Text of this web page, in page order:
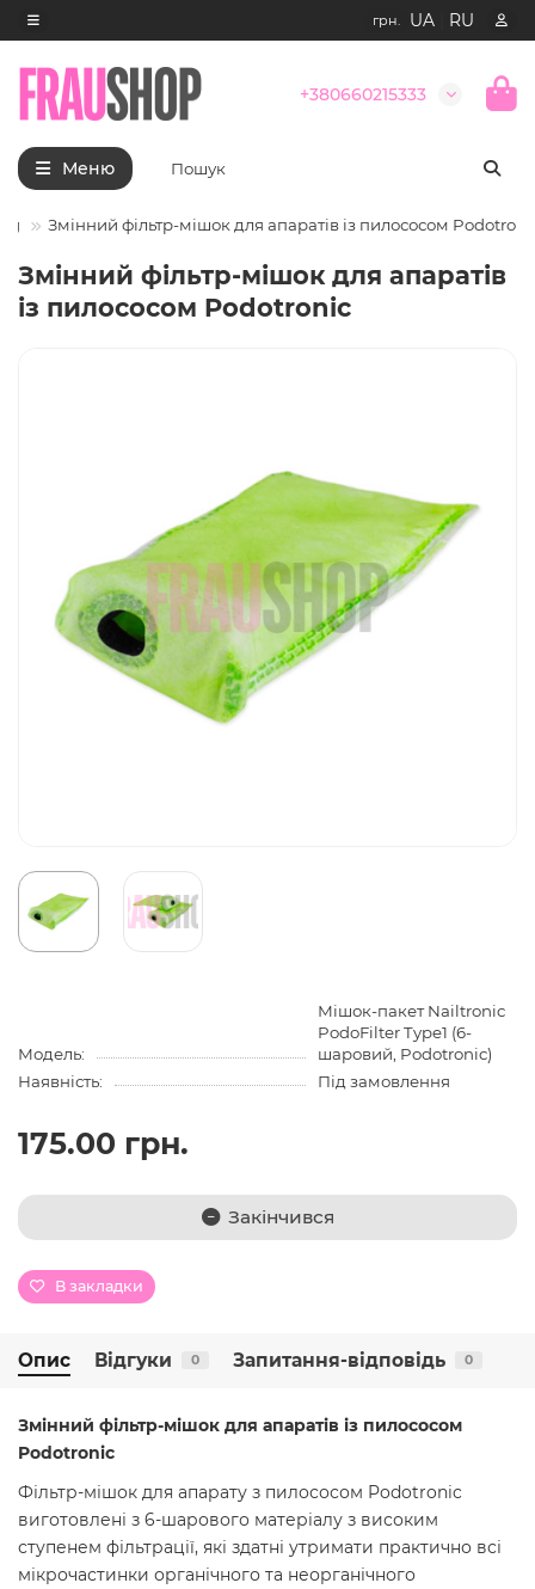
грн. UA RU
+380660215333
Меню
Змінний фільтр-мішок для апаратів із пилососом
Змінний фільтр-мішок для апаратів
із пилососом Podotronic
Модель:
Мішок-пакет Nailtronic
PodoFilter Type1 (6-
шаровий, Podotronic)
Наявність:
Під замовлення
175.00 грн.
Закінчився
В закладки
Опис Відгуки 0 Запитання-відповідь 0
Змінний фільтр-мішок для апаратів із пилососом
Podotronic
Фільтр-мішок для апарату з пилососом Podotronic
виготовлені з 6-шарового матеріалу з високим
ступенем фільтрації, які здатні утримати практично всі
мікрочастинки органічного та неорганічного